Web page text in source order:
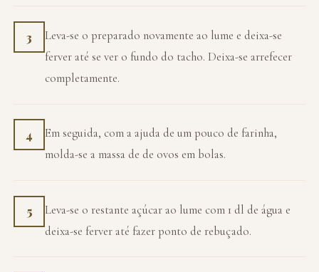
3
Leva-se o preparado novamente ao lume e deixa-se
ferver até se ver o fundo do tacho. Deixa-se arrefecer
completamente.
4
Em seguida, com a ajuda de um pouco de farinha,
molda-se a massa de de ovos em bolas.
5
Leva-se o restante açúcar ao lume com 1 dl de água e
deixa-se ferver até fazer ponto de rebuçado.